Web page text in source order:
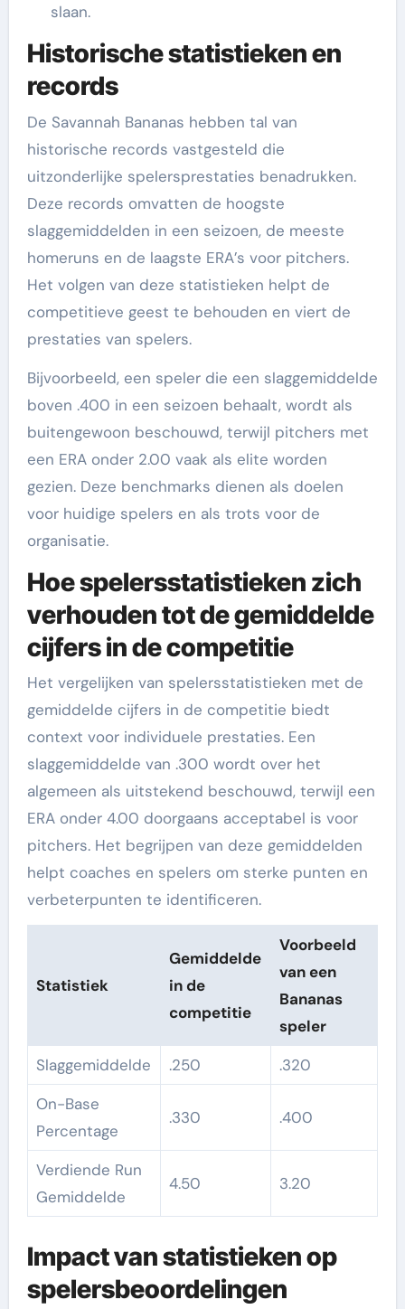
slaan.
Historische statistieken en
records
De Savannah Bananas hebben tal van
historische records vastgesteld die
uitzonderlijke spelersprestaties benadrukken.
Deze records omvatten de hoogste
slaggemiddelden in een seizoen, de meeste
homeruns en de laagste ERA’s voor pitchers.
Het volgen van deze statistieken helpt de
competitieve geest te behouden en viert de
prestaties van spelers.
Bijvoorbeeld, een speler die een slaggemiddelde
boven .400 in een seizoen behaalt, wordt als
buitengewoon beschouwd, terwijl pitchers met
een ERA onder 2.00 vaak als elite worden
gezien. Deze benchmarks dienen als doelen
voor huidige spelers en als trots voor de
organisatie.
Hoe spelersstatistieken zich
verhouden tot de gemiddelde
cijfers in de competitie
Het vergelijken van spelersstatistieken met de
gemiddelde cijfers in de competitie biedt
context voor individuele prestaties. Een
slaggemiddelde van .300 wordt over het
algemeen als uitstekend beschouwd, terwijl een
ERA onder 4.00 doorgaans acceptabel is voor
pitchers. Het begrijpen van deze gemiddelden
helpt coaches en spelers om sterke punten en
verbeterpunten te identificeren.
Statistiek
Gemiddelde
in de
competitie
Voorbeeld
van een
Bananas
speler
Slaggemiddelde
.250
.320
On-Base
Percentage
.330 .400
Verdiende Run
Gemiddelde
4.50 3.20
Impact van statistieken op
spelersbeoordelingen